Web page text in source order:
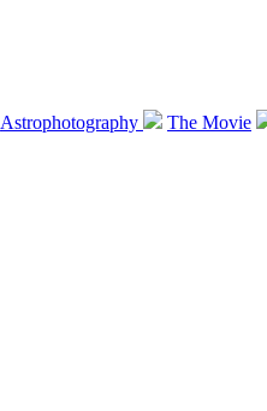
Astrophotography The Movie